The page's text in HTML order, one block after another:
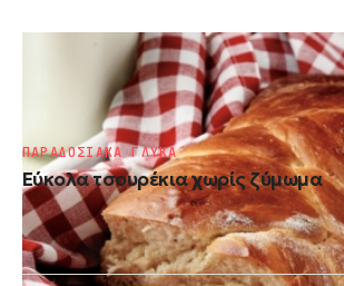
Τσουρέκια χωρίς φούσκωμα
ΠΑΡΑΔΟΣΙΑΚΑ ΓΛΥΚΑ
Εύκολα τσουρέκια χωρίς ζύμωμα
ΠΑΡΑΔΟΣΙΑΚΑ ΓΛΥΚΑ